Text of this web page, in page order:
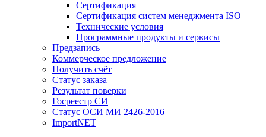
Сертификация
Сертификация систем менеджмента ISO
Технические условия
Программные продукты и сервисы
Предзапись
Коммерческое предложение
Получить счёт
Статус заказа
Результат поверки
Госреестр СИ
Статус ОСИ МИ 2426-2016
ImportNET